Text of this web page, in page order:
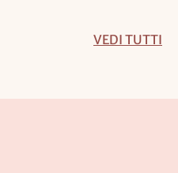
VEDI TUTTI